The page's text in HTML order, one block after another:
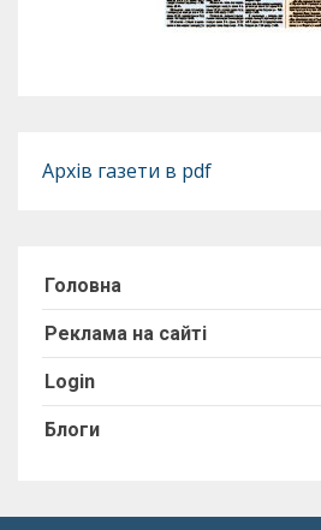
Архів газети в pdf
Головна
Реклама на сайті
Login
Блоги